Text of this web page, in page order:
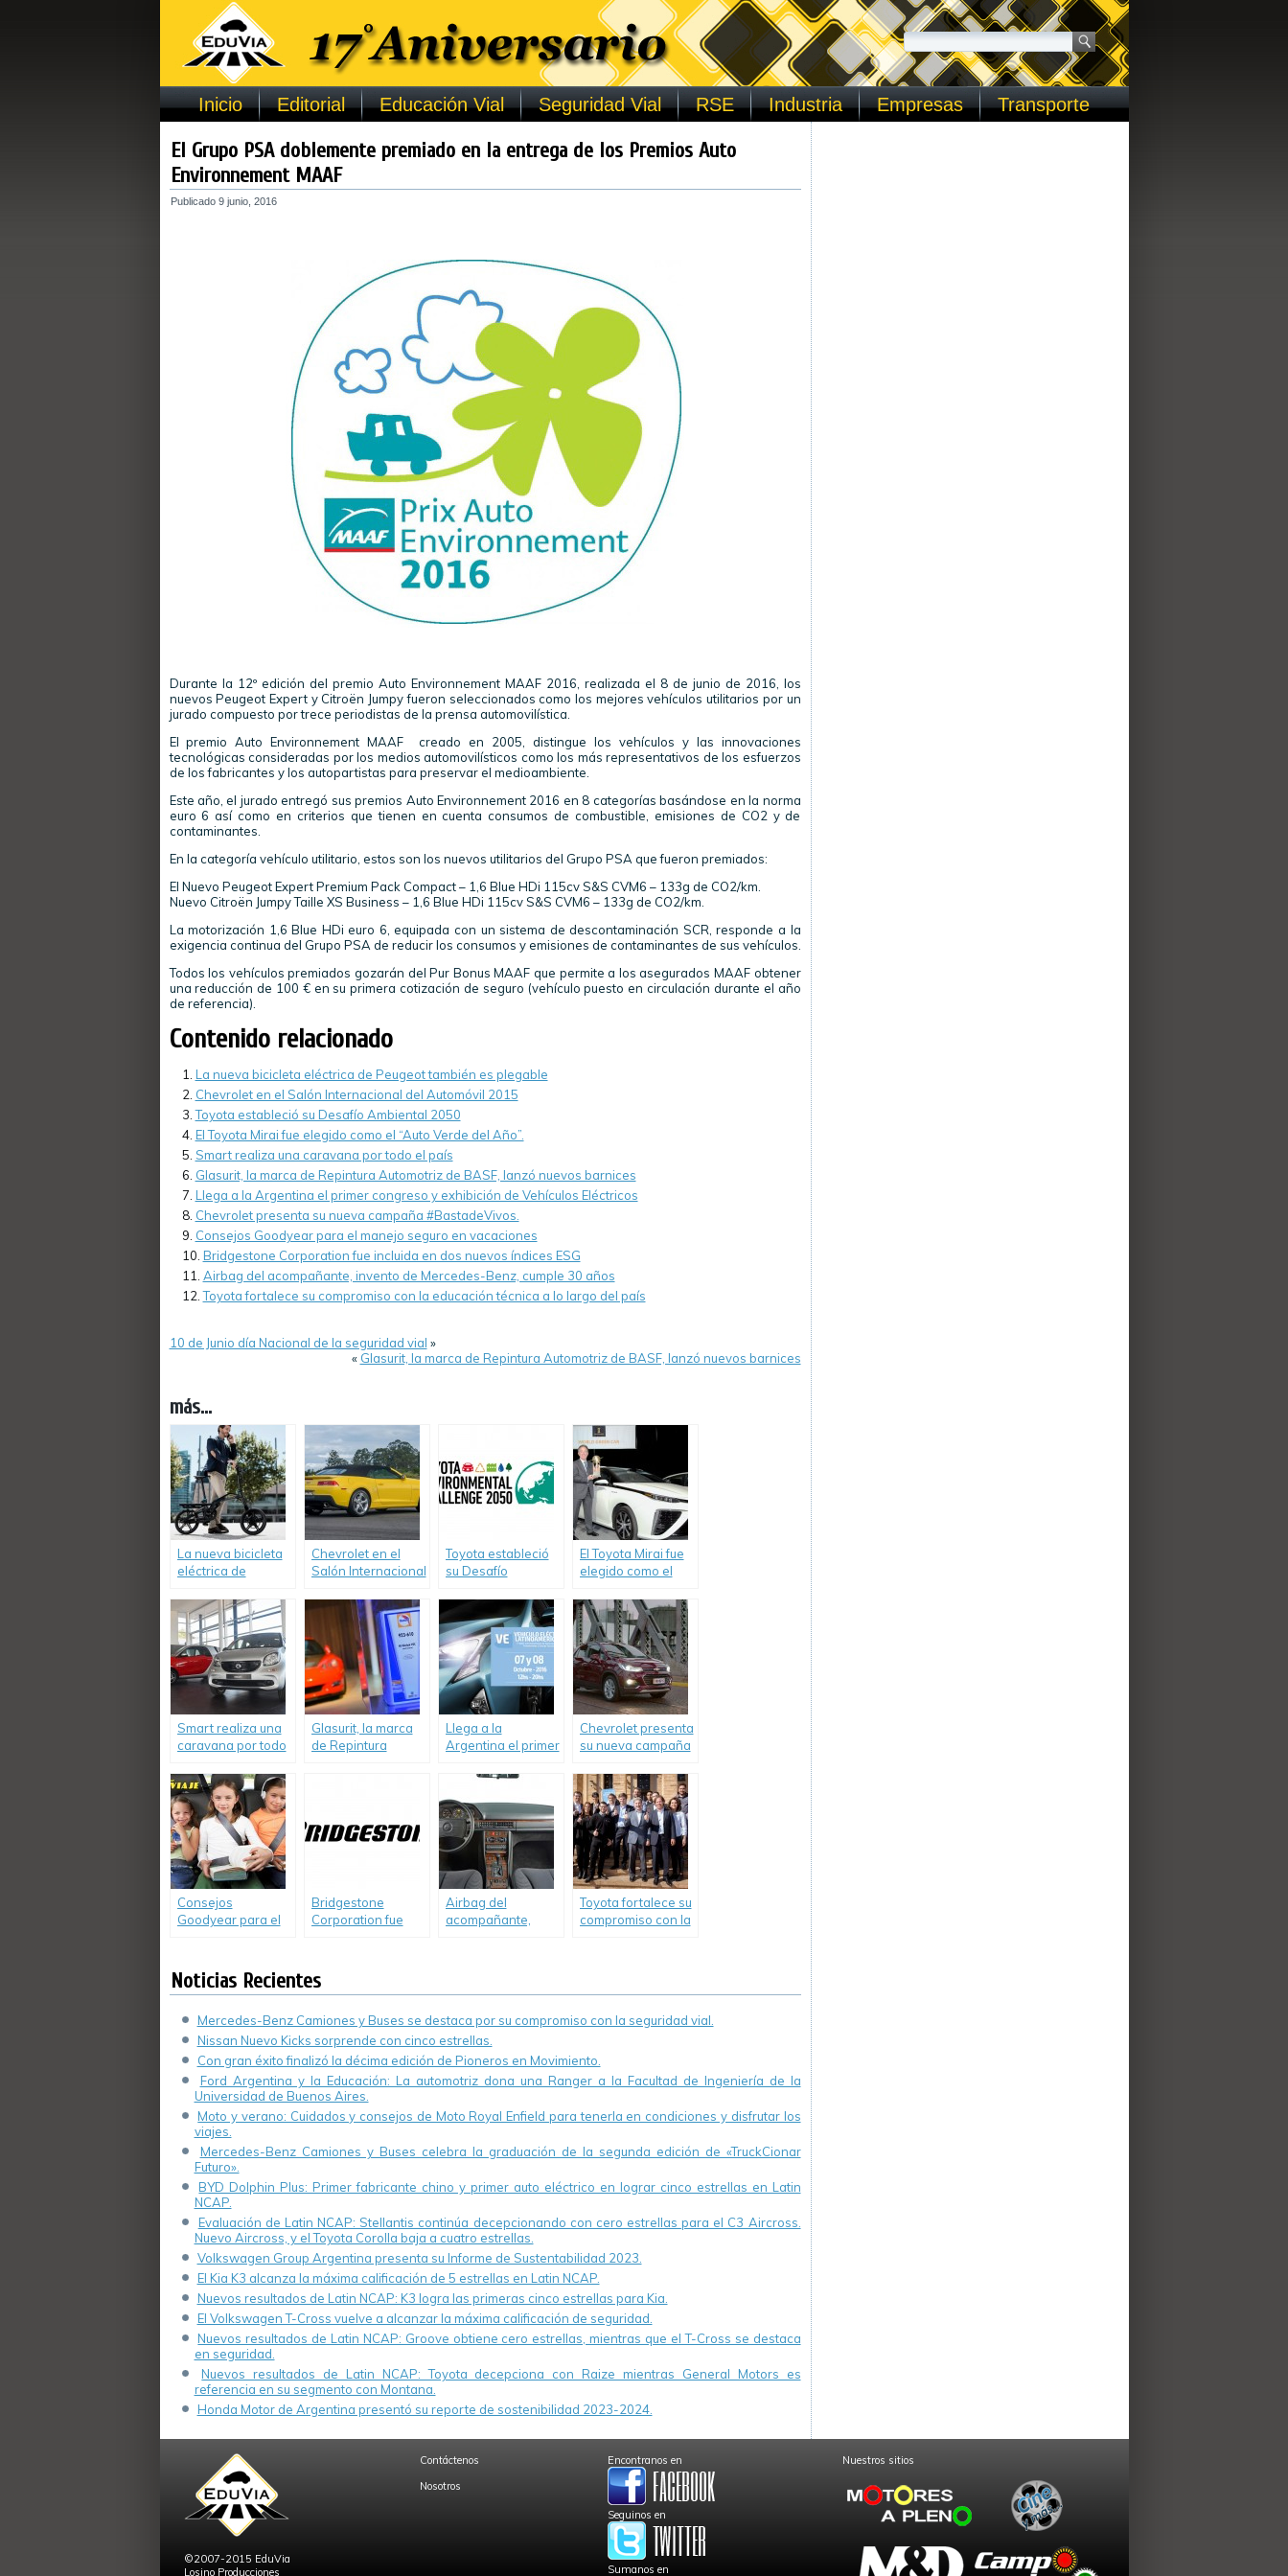
Inicio Editorial Educación Vial Seguridad Vial RSE Industria Empresas Transporte
El Grupo PSA doblemente premiado en la entrega de los Premios Auto
Environnement MAAF
Publicado 9 junio, 2016
Durante la 12º edición del premio Auto Environnement MAAF 2016, realizada el 8 de junio de 2016, los
nuevos Peugeot Expert y Citroën Jumpy fueron seleccionados como los mejores vehículos utilitarios por un
jurado compuesto por trece periodistas de la prensa automovilística.
El premio Auto Environnement MAAF creado en 2005, distingue los vehículos y las innovaciones
tecnológicas consideradas por los medios automovilísticos como los más representativos de los esfuerzos
de los fabricantes y los autopartistas para preservar el medioambiente.
Este año, el jurado entregó sus premios Auto Environnement 2016 en 8 categorías basándose en la norma
euro 6 así como en criterios que tienen en cuenta consumos de combustible, emisiones de CO2 y de
contaminantes.
En la categoría vehículo utilitario, estos son los nuevos utilitarios del Grupo PSA que fueron premiados:
El Nuevo Peugeot Expert Premium Pack Compact – 1,6 Blue HDi 115cv S&S CVM6 – 133g de CO2/km.
Nuevo Citroën Jumpy Taille XS Business – 1,6 Blue HDi 115cv S&S CVM6 – 133g de CO2/km.
La motorización 1,6 Blue HDi euro 6, equipada con un sistema de descontaminación SCR, responde a la
exigencia continua del Grupo PSA de reducir los consumos y emisiones de contaminantes de sus vehículos.
Todos los vehículos premiados gozarán del Pur Bonus MAAF que permite a los asegurados MAAF obtener
una reducción de 100 € en su primera cotización de seguro (vehículo puesto en circulación durante el año
de referencia).
Contenido relacionado
La nueva bicicleta eléctrica de Peugeot también es plegable
Chevrolet en el Salón Internacional del Automóvil 2015
Toyota estableció su Desafío Ambiental 2050
El Toyota Mirai fue elegido como el “Auto Verde del Año”.
Smart realiza una caravana por todo el país
Glasurit, la marca de Repintura Automotriz de BASF, lanzó nuevos barnices
Llega a la Argentina el primer congreso y exhibición de Vehículos Eléctricos
Chevrolet presenta su nueva campaña #BastadeVivos.
Consejos Goodyear para el manejo seguro en vacaciones
Bridgestone Corporation fue incluida en dos nuevos índices ESG
Airbag del acompañante, invento de Mercedes-Benz, cumple 30 años
Toyota fortalece su compromiso con la educación técnica a lo largo del país
10 de Junio día Nacional de la seguridad vial »
« Glasurit, la marca de Repintura Automotriz de BASF, lanzó nuevos barnices
más...
La nueva bicicleta
eléctrica de
es plegable
Chevrolet en el
Salón Internacional
Toyota estableció
su Desafío
El Toyota Mirai fue
elegido como el
Año”.
Smart realiza una
caravana por todo
Glasurit, la marca
de Repintura
Llega a la
Argentina el primer
exhibición de
Vehículos
Eléctricos
Chevrolet presenta
su nueva campaña
Consejos
Goodyear para el
Bridgestone
Corporation fue
Airbag del
acompañante,
Toyota fortalece su
compromiso con la
Noticias Recientes
Mercedes-Benz Camiones y Buses se destaca por su compromiso con la seguridad vial.
Nissan Nuevo Kicks sorprende con cinco estrellas.
Con gran éxito finalizó la décima edición de Pioneros en Movimiento.
Ford Argentina y la Educación: La automotriz dona una Ranger a la Facultad de Ingeniería de la
Universidad de Buenos Aires.
Moto y verano: Cuidados y consejos de Moto Royal Enfield para tenerla en condiciones y disfrutar los
viajes.
Mercedes-Benz Camiones y Buses celebra la graduación de la segunda edición de «TruckCionar
Futuro».
BYD Dolphin Plus: Primer fabricante chino y primer auto eléctrico en lograr cinco estrellas en Latin
NCAP.
Evaluación de Latin NCAP: Stellantis continúa decepcionando con cero estrellas para el C3 Aircross.
Nuevo Aircross, y el Toyota Corolla baja a cuatro estrellas.
Volkswagen Group Argentina presenta su Informe de Sustentabilidad 2023.
El Kia K3 alcanza la máxima calificación de 5 estrellas en Latin NCAP.
Nuevos resultados de Latin NCAP: K3 logra las primeras cinco estrellas para Kia.
El Volkswagen T-Cross vuelve a alcanzar la máxima calificación de seguridad.
Nuevos resultados de Latin NCAP: Groove obtiene cero estrellas, mientras que el T-Cross se destaca
en seguridad.
Nuevos resultados de Latin NCAP: Toyota decepciona con Raize mientras General Motors es
referencia en su segmento con Montana.
Honda Motor de Argentina presentó su reporte de sostenibilidad 2023-2024.
©2007-2015 EduVia
Losino Producciones
Contáctenos
Nosotros
Encontranos en
Seguinos en
Sumanos en
Nuestros sitios